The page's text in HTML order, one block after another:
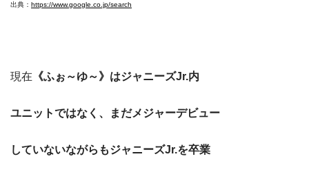
出典： https://www.google.co.jp/search
現在 《ふぉ～ゆ～》はジャニーズJr.内
ユニットではなく、まだメジャーデビュー
していないながらもジャニーズJr.を卒業